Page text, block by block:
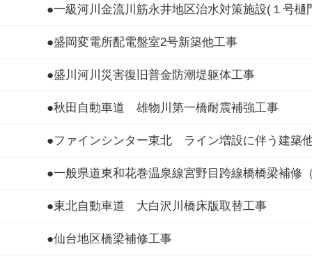
●一級河川金流川筋永井地区治水対策施設(１号樋
●盛岡変電所配電盤室2号新築他工事
●盛川河川災害復旧普金防潮堤躯体工事
●秋田自動車道 雄物川第一橋耐震補強工事
●ファインシンター東北 ライン増設に伴う建築
●一般県道東和花巻温泉線宮野目跨線橋橋梁補修
●東北自動車道 大白沢川橋床版取替工事
●仙台地区橋梁補修工事